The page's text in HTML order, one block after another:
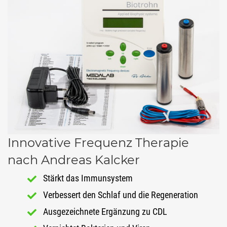
Innovative Frequenz Therapie
nach Andreas Kalcker
Stärkt das Immunsystem
Verbessert den Schlaf und die Regeneration
Ausgezeichnete Ergänzung zu CDL